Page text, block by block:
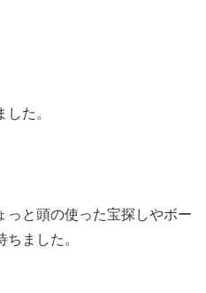
た。
っと頭の使った宝探しやボー
ました。